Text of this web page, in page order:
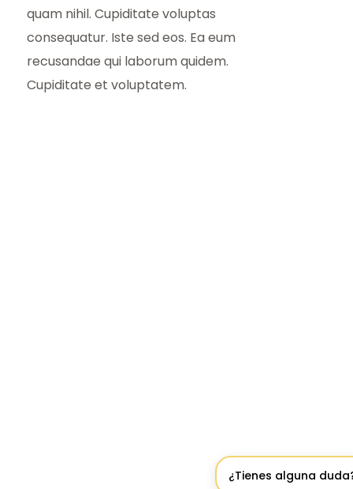
¿Tienes alguna
quam nihil. Cupiditate voluptas
consequatur. Iste sed eos. Ea eum
recusandae qui laborum quidem.
Cupiditate et voluptatem.